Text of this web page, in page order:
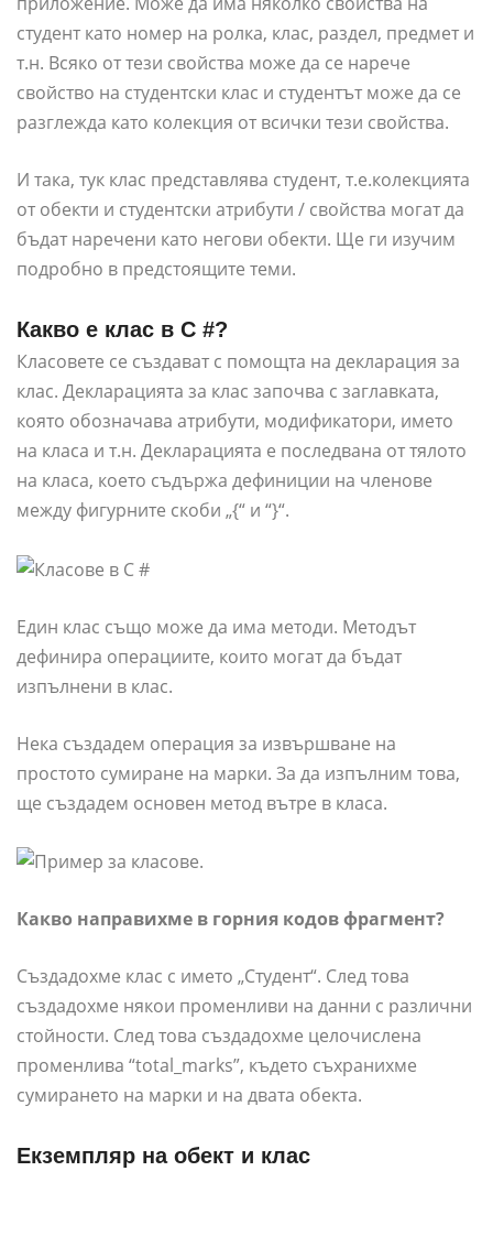
студент като номер на ролка, клас, раздел, предмет и
т.н. Всяко от тези свойства може да се нарече
свойство на студентски клас и студентът може да се
разглежда като колекция от всички тези свойства.
И така, тук клас представлява студент, т.е.колекцията
от обекти и студентски атрибути / свойства могат да
бъдат наречени като негови обекти. Ще ги изучим
подробно в предстоящите теми.
Какво е клас в C #?
Класовете се създават с помощта на декларация за
клас. Декларацията за клас започва с заглавката,
която обозначава атрибути, модификатори, името
на класа и т.н. Декларацията е последвана от тялото
на класа, което съдържа дефиниции на членове
между фигурните скоби „{“ и “}“.
Един клас също може да има методи. Методът
дефинира операциите, които могат да бъдат
изпълнени в клас.
Нека създадем операция за извършване на
простото сумиране на марки. За да изпълним това,
ще създадем основен метод вътре в класа.
Какво направихме в горния кодов фрагмент?
Създадохме клас с името „Студент“. След това
създадохме някои променливи на данни с различни
стойности. След това създадохме целочислена
променлива “total_marks”, където съхранихме
сумирането на марки и на двата обекта.
Екземпляр на обект и клас